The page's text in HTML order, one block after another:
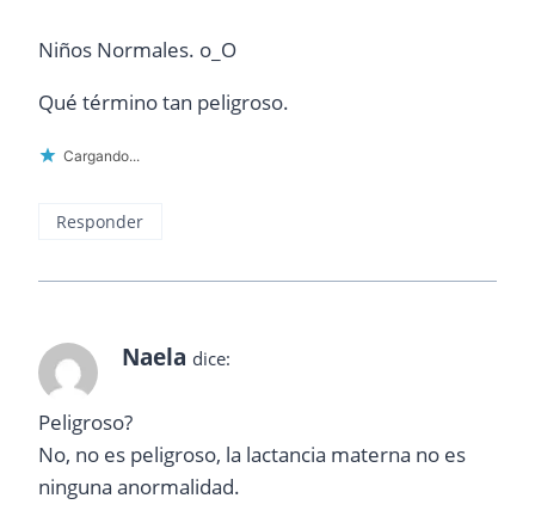
Niños Normales. o_O
Qué término tan peligroso.
Cargando...
Responder
Naela dice:
Peligroso?
No, no es peligroso, la lactancia materna no es
ninguna anormalidad.